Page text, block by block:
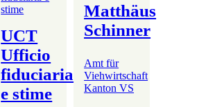
UCT
Ufficio
fiduciaria
e stime
Matthäus
Schinner
Amt für
Viehwirtschaft
Kanton VS